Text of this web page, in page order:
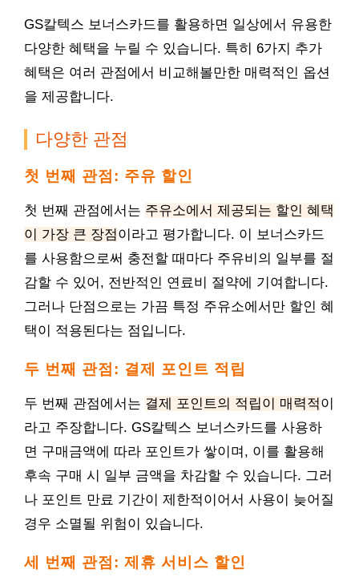
GS칼텍스 보너스카드를 활용하면 일상에서 유용한
다양한 혜택을 누릴 수 있습니다. 특히 6가지 추가
혜택은 여러 관점에서 비교해볼만한 매력적인 옵션
을 제공합니다.
다양한 관점
첫 번째 관점: 주유 할인
첫 번째 관점에서는 주유소에서 제공되는 할인 혜택
이 가장 큰 장점이라고 평가합니다. 이 보너스카드
를 사용함으로써 충전할 때마다 주유비의 일부를 절
감할 수 있어, 전반적인 연료비 절약에 기여합니다.
그러나 단점으로는 가끔 특정 주유소에서만 할인 혜
택이 적용된다는 점입니다.
두 번째 관점: 결제 포인트 적립
두 번째 관점에서는 결제 포인트의 적립이 매력적이
라고 주장합니다. GS칼텍스 보너스카드를 사용하
면 구매금액에 따라 포인트가 쌓이며, 이를 활용해
후속 구매 시 일부 금액을 차감할 수 있습니다. 그러
나 포인트 만료 기간이 제한적이어서 사용이 늦어질
경우 소멸될 위험이 있습니다.
세 번째 관점: 제휴 서비스 할인